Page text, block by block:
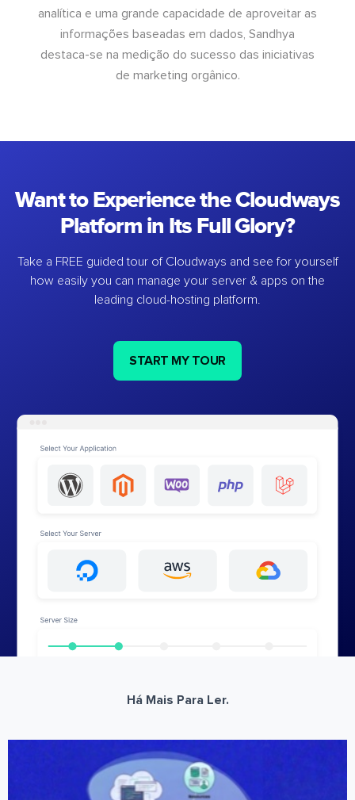
analítica e uma grande capacidade de aproveitar as
informações baseadas em dados, Sandhya
destaca-se na medição do sucesso das iniciativas
de marketing orgânico.
Want to Experience the Cloudways
Platform in Its Full Glory?
Take a FREE guided tour of Cloudways and see for yourself
how easily you can manage your server & apps on the
leading cloud-hosting platform.
START MY TOUR
Há Mais Para Ler.